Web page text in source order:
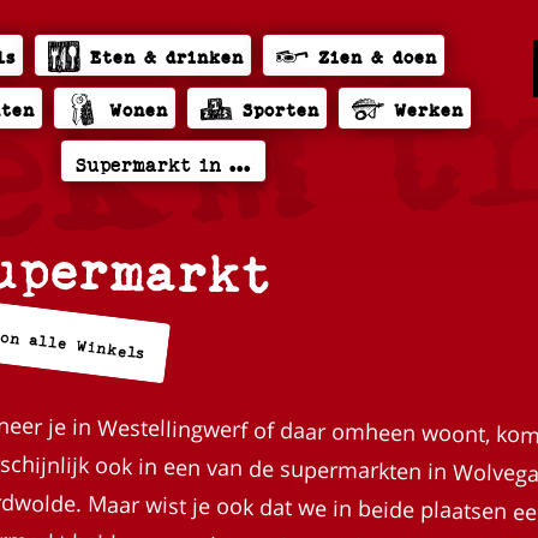
Eten & drinken
Zien & doen
Wonen Sporten Werken
alle Winkels
je in Westellingwerf of daar omheen woont,
ook in een van de supermarkten in
Maar wist je ook dat we in beide plaatsen
hebben waar je mooie streekproducten vindt? Dat is